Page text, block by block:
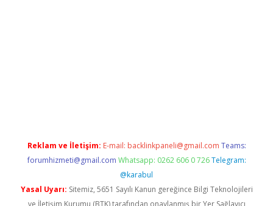
Reklam ve İletişim: E-mail: backlinkpaneli@gmail.com Teams:
forumhizmeti@gmail.com Whatsapp: 0262 606 0 726 Telegram:
@karabul
Yasal Uyarı: Sitemiz, 5651 Sayılı Kanun gereğince Bilgi Teknolojileri
ve İletişim Kurumu (BTK) tarafından onaylanmış bir Yer Sağlayıcı